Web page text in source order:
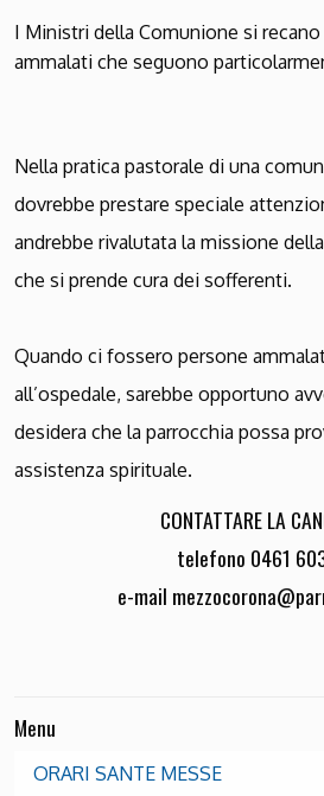
I Ministri della Comunione si
ammalati che seguono
Nella pratica pastorale di una
dovrebbe prestare speciale
andrebbe rivalutata la missione
che si prende cura dei sofferenti.
Quando ci fossero persone
all’ospedale, sarebbe opportuno
desidera che la parrocchia possa
assistenza spirituale.
CONTATTARE LA
telefono 0461
e-mail
Menu
ORARI SANTE MESSE